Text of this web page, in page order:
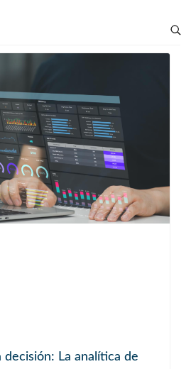
decisión: La analítica de